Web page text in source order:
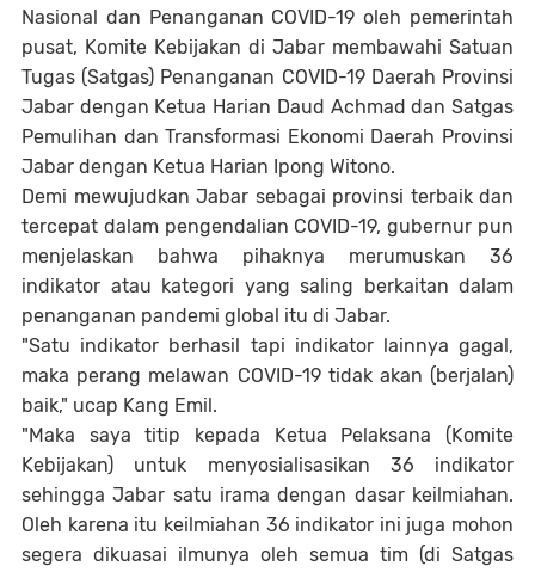
Nasional dan Penanganan COVID-19 oleh pemerintah
pusat, Komite Kebijakan di Jabar membawahi Satuan
Tugas (Satgas) Penanganan COVID-19 Daerah Provinsi
Jabar dengan Ketua Harian Daud Achmad dan Satgas
Pemulihan dan Transformasi Ekonomi Daerah Provinsi
Jabar dengan Ketua Harian Ipong Witono.
Demi mewujudkan Jabar sebagai provinsi terbaik dan
tercepat dalam pengendalian COVID-19, gubernur pun
menjelaskan bahwa pihaknya merumuskan 36
indikator atau kategori yang saling berkaitan dalam
penanganan pandemi global itu di Jabar.
"Satu indikator berhasil tapi indikator lainnya gagal,
maka perang melawan COVID-19 tidak akan (berjalan)
baik," ucap Kang Emil.
"Maka saya titip kepada Ketua Pelaksana (Komite
Kebijakan) untuk menyosialisasikan 36 indikator
sehingga Jabar satu irama dengan dasar keilmiahan.
Oleh karena itu keilmiahan 36 indikator ini juga mohon
segera dikuasai ilmunya oleh semua tim (di Satgas